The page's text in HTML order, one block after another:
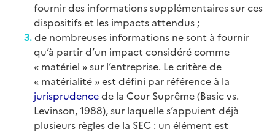
fournir des informations supplémentaires sur ces
dispositifs et les impacts attendus ;
de nombreuses informations ne sont à fournir
qu’à partir d’un impact considéré comme
« matériel » sur l’entreprise. Le critère de
« matérialité » est défini par référence à la
jurisprudencede la Cour Suprême (Basic vs.
Levinson, 1988), sur laquelle s’appuient déjà
plusieurs règles de la SEC : un élément est